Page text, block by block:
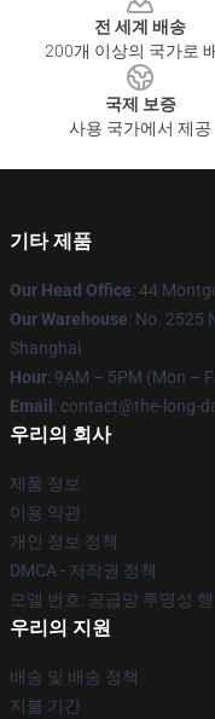
전 세계 배송
200개 이상의 국가로
국제 보증
사용 국가에서 제공
기타 제품
Our Head Office: 44
Our Warehouse: No. 2525
Shanghai
Hour: 9AM – 5PM (Mon –
Email : contact@the-long-
우리의 회사
제품 정보
이용 약관
개인 정보 정책
DMCA - 저작권 정책
모델 번호: 공급망 투명성 행
우리의 지원
배송 및 배송 정책
지불 기간